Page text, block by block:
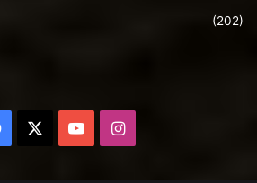
(202)
Facebook YouTubeInstagram